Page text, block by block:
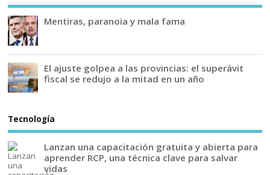
Mentiras, paranoia y mala fama
El ajuste golpea a las provincias: el superávit
fiscal se redujo a la mitad en un año
Tecnología
Lanzan una capacitación gratuita y abierta para
aprender RCP, una técnica clave para salvar
vidas